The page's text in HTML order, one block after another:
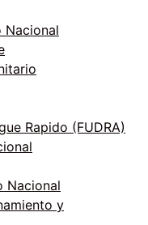
Nacional
Rapido (FUDRA)
Nacional
y